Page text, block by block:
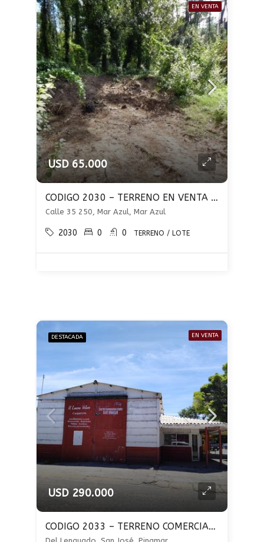
EN VENTA
USD 65.000
CODIGO 2030 – TERRENO EN VENTA DE 450 M2 – PLENO CENTRO – MAR AZUL
Calle 35 250, Mar Azul, Mar Azul
2030 0 0 TERRENO / LOTE
DESTACADA EN VENTA
USD 290.000
CODIGO 2033 – TERRENO COMERCIAL EN VENTA DE 445 M2 – BARRIO SAN JOSE – PINAMAR